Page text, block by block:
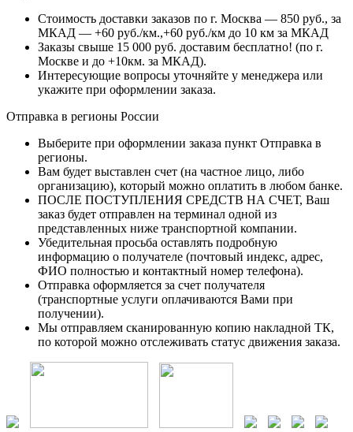
Стоимость доставки заказов по г. Москва — 850 руб., за
МКАД — +60 руб./км.,+60 руб./км до 10 км за МКАД
Заказы свыше 15 000 руб. доставим бесплатно! (по г.
Москве и до +10км. за МКАД).
Интересующие вопросы уточняйте у менеджера или
укажите при оформлении заказа.
Отправка в регионы России
Выберите при оформлении заказа пункт Отправка в
регионы.
Вам будет выставлен счет (на частное лицо, либо
организацию), который можно оплатить в любом банке.
ПОСЛЕ ПОСТУПЛЕНИЯ СРЕДСТВ НА СЧЕТ, Ваш
заказ будет отправлен на терминал одной из
представленных ниже транспортной компании.
Убедительная просьба оставлять подробную
информацию о получателе (почтовый индекс, адрес,
ФИО полностью и контактный номер телефона).
Отправка оформляется за счет получателя
(транспортные услуги оплачиваются Вами при
получении).
Мы отправляем сканированную копию накладной ТК,
по которой можно отслеживать статус движения заказа.